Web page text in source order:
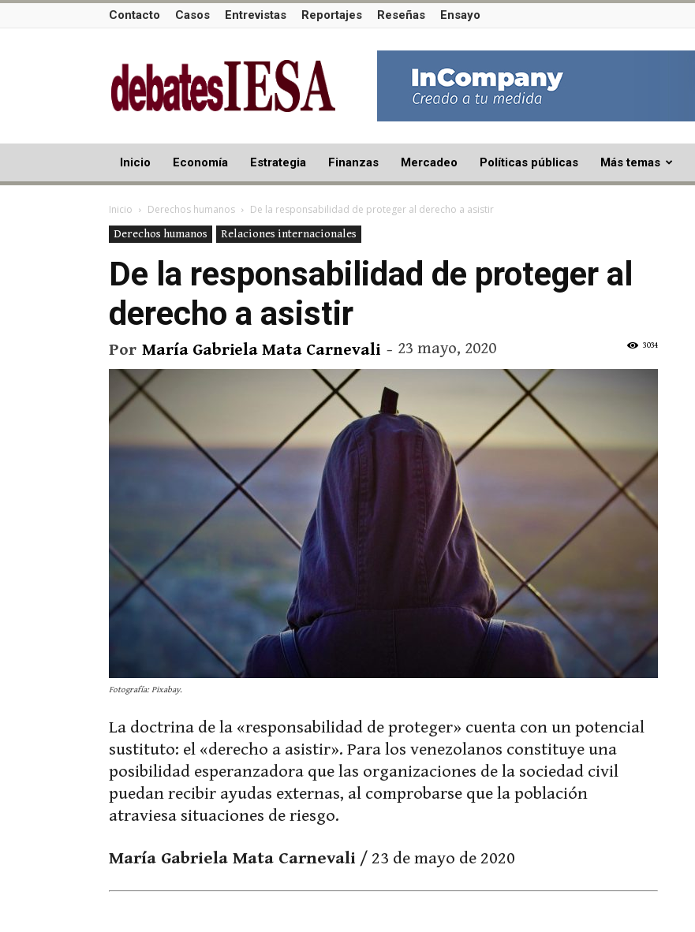
Contacto Casos Entrevistas Reportajes Reseñas Ensayo
Inicio Economía Estrategia Finanzas Mercadeo Políticas públicas Más temas
Inicio Derechos humanos
De la responsabilidad de proteger al derecho a asistir
Derechos humanos
Relaciones internacionales
De la responsabilidad de proteger al
derecho a asistir
Por María Gabriela Mata Carnevali - 23 mayo, 2020 3034
Fotografía: Pixabay.
La doctrina de la «responsabilidad de proteger» cuenta con un potencial
sustituto: el «derecho a asistir». Para los venezolanos constituye una
posibilidad esperanzadora que las organizaciones de la sociedad civil
puedan recibir ayudas externas, al comprobarse que la población
atraviesa situaciones de riesgo.
María Gabriela Mata Carnevali / 23 de mayo de 2020